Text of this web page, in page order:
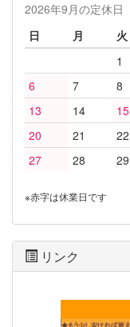
2026年9月の定休日
日
月 火
1
6
7 8
13
14 15
20
21 22
27
28 29
※赤字は休業日です
リンク